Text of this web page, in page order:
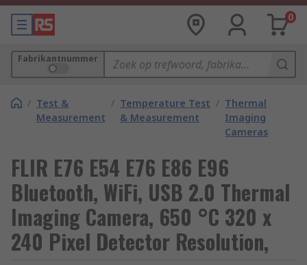
0
Fabrikantnummer
/ Test &
Measurement
/ Temperature Test
& Measurement
/ Thermal
Imaging
Cameras
FLIR E76 E54 E76 E86 E96
Bluetooth, WiFi, USB 2.0 Thermal
Imaging Camera, 650 °C 320 x
240 Pixel Detector Resolution,